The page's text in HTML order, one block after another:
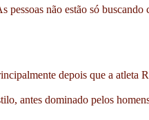
pessoas não estão só
depois que a atleta
antes dominado pelos